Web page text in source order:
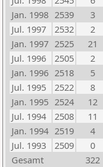
Jan. 1998 2539 3
Jul. 1997
2532 2
Jan. 1997 2525 21
Jul. 1996
2505 2
Jan. 1996 2518 5
Jul. 1995
2522 8
Jan. 1995 2524 12
Jul. 1994
2508 11
Jan. 1994 2519 4
Jul. 1993
2509 0
Gesamt
322